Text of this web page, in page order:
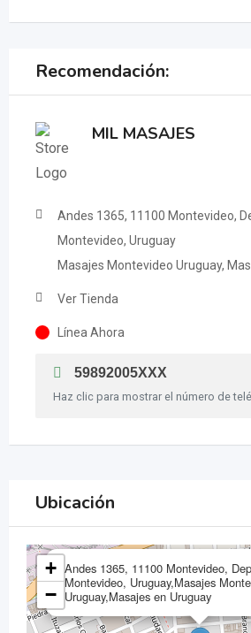
Recomendación:
MIL MASAJES
Andes 1365, 11100 Montevideo,
Montevideo, Uruguay
Masajes Montevideo Uruguay,
Ver Tienda
Línea Ahora
59892005XXX
Haz clic para mostrar el número de
Ubicación
Andes 1365, 11100 Montevideo,
Montevideo, Uruguay,Masajes
Uruguay,Masajes en Uruguay
+
−